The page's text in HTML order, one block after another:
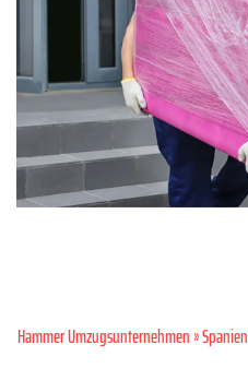
Hammer Umzugsunternehmen»Spanien